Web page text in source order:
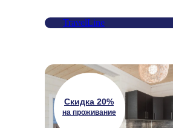
TravelLine
Скидка 20%
на проживание